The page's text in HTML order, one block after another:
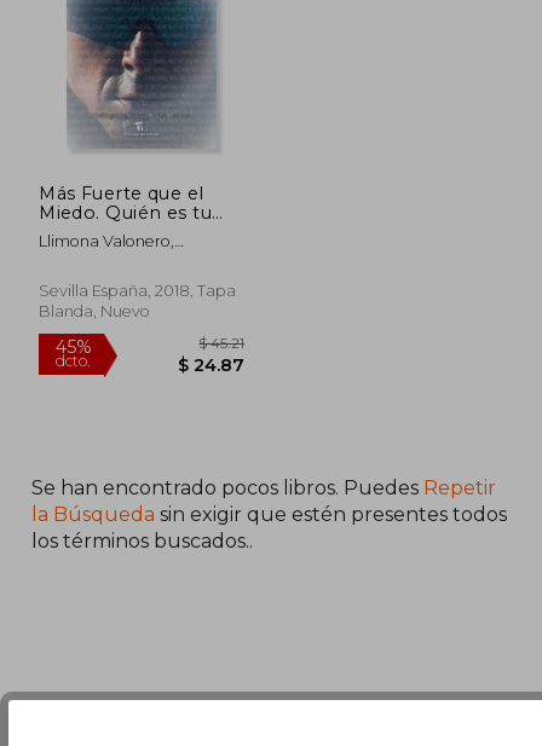
Más Fuerte que el
Miedo. Quién es tu
Mayor Enemigo
Llimona Valonero,
Laura,Vázquez, Miguel
Sevilla España, 2018, Tapa
Blanda, Nuevo
45%
dcto.
$ 45.21
$ 24.87
Se han encontrado pocos libros. Puedes Repetir
la Búsqueda sin exigir que estén presentes todos
los términos buscados..